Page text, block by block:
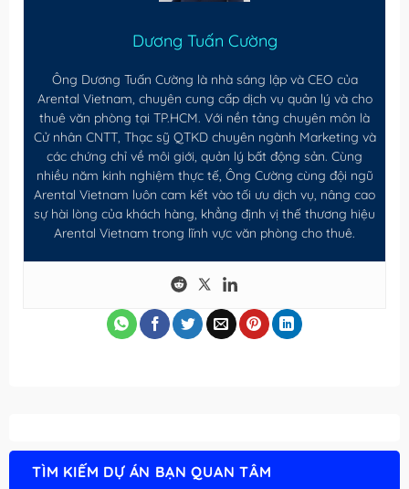
Dương Tuấn Cường
Ông Dương Tuấn Cường là nhà sáng lập và CEO của
Arental Vietnam, chuyên cung cấp dịch vụ quản lý và cho
thuê văn phòng tại TP.HCM. Với nền tảng chuyên môn là
Cử nhân CNTT, Thạc sỹ QTKD chuyên ngành Marketing và
các chứng chỉ về môi giới, quản lý bất động sản. Cùng
nhiều năm kinh nghiệm thực tế, Ông Cường cùng đội ngũ
Arental Vietnam luôn cam kết vào tối ưu dịch vụ, nâng cao
sự hài lòng của khách hàng, khẳng định vị thế thương hiệu
Arental Vietnam trong lĩnh vực văn phòng cho thuê.
TÌM KIẾM DỰ ÁN BẠN QUAN TÂM